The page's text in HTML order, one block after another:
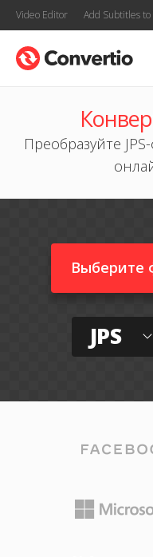
Video Editor Add Subtitles to
Преобразуйте
Выберите
JPS